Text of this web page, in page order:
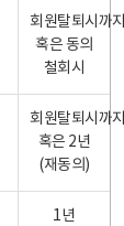
회원탈퇴시까
혹은 동의
철회시
회원탈퇴시까
혹은 2년
(재동의)
1년